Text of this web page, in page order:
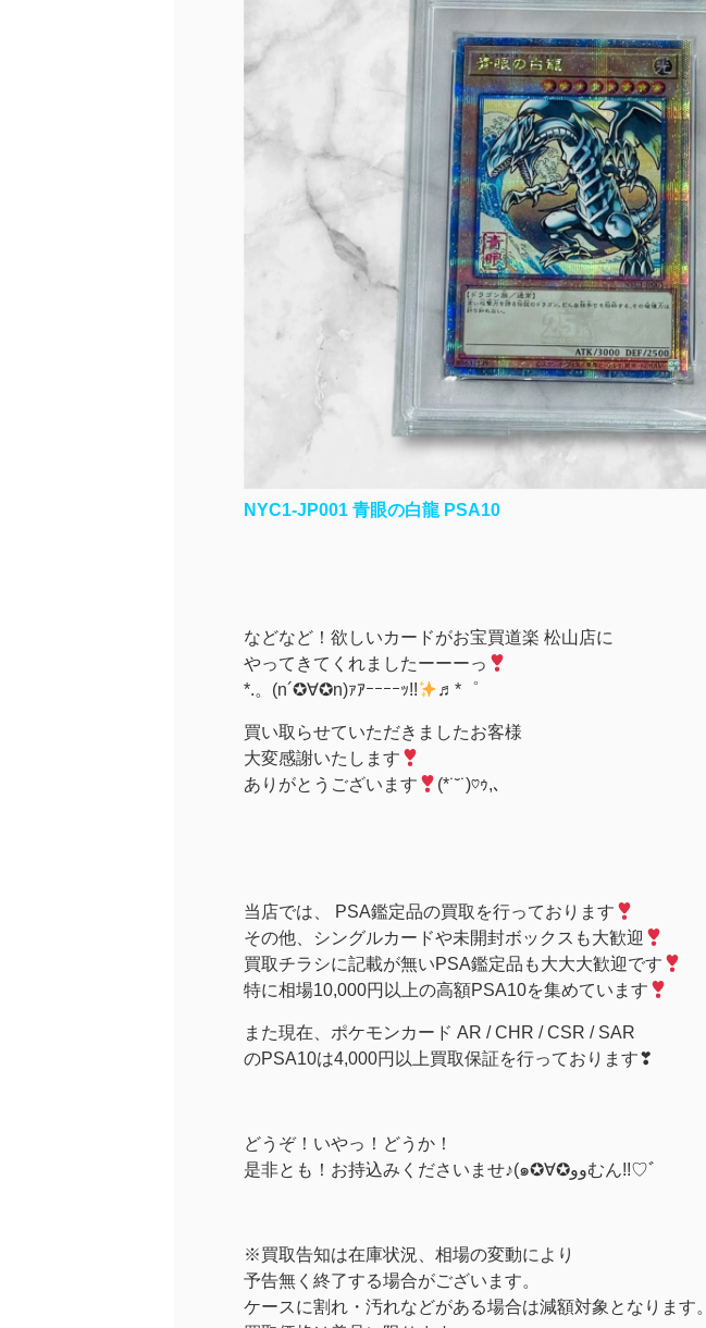
NYC1-JP001 青眼の白龍 PSA10
などなど！欲しいカードがお宝買道楽 松山店に
やってきてくれましたーーーっ
*.。(n´✪∀✪n)ｧｱｰｰｰｰｯ!!
♬*゜
買い取らせていただきましたお客様
大変感謝いたします
ありがとうございます
(*˙˘˙)♡ｩ,､
当店では、 PSA鑑定品の買取を行っております
その他、シングルカードや未開封ボックスも大歓迎
買取チラシに記載が無いPSA鑑定品も大大大歓迎です
特に相場10,000円以上の高額PSA10を集めています
また現在、ポケモンカード AR / CHR / CSR / SAR
のPSA10は4,000円以上買取保証を行っております❣
どうぞ！いやっ！どうか！
是非とも！お持込みくださいませ♪(๑✪∀✪ووむん!!♡ﾞ
※買取告知は在庫状況、相場の変動により
予告無く終了する場合がございます。
ケースに割れ・汚れなどがある場合は減額対象となります。